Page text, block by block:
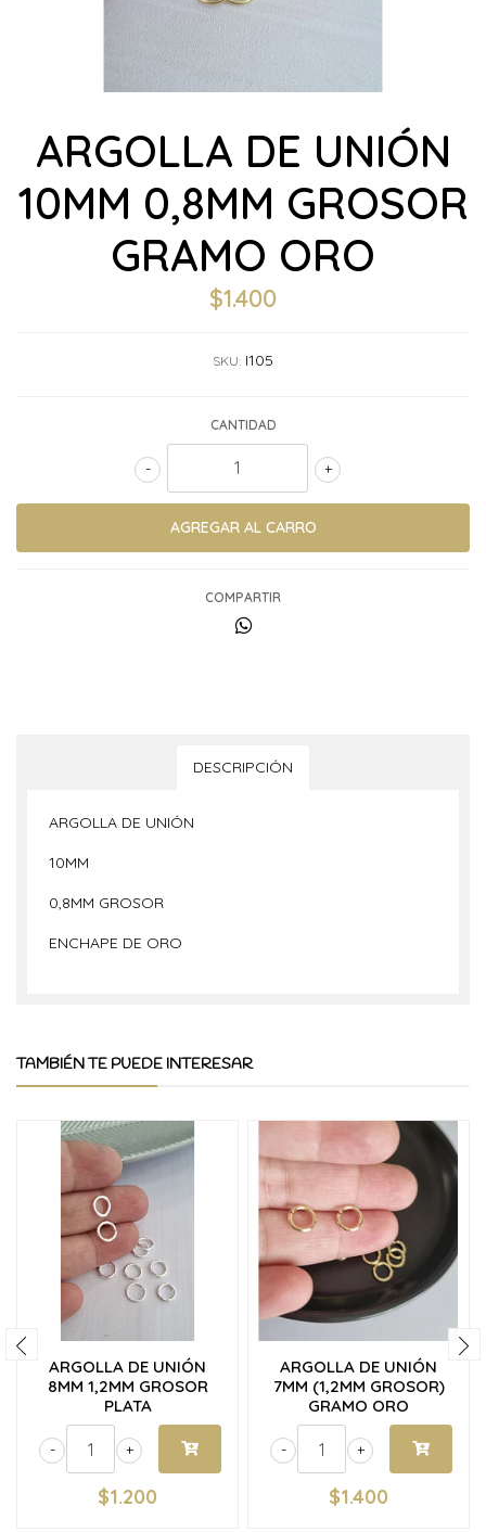
ARGOLLA DE UNIÓN
10MM 0,8MM GROSOR
GRAMO ORO
$1.400
SKU: I105
CANTIDAD
+
-
COMPARTIR
DESCRIPCIÓN
ARGOLLA DE UNIÓN
10MM
0,8MM GROSOR
ENCHAPE DE ORO
TAMBIÉN TE PUEDE INTERESAR
ARGOLLA DE UNIÓN
8MM 1,2MM GROSOR
PLATA
+
-
$1.200
ARGOLLA DE UNIÓN
7MM (1,2MM GROSOR)
GRAMO ORO
+
-
$1.400